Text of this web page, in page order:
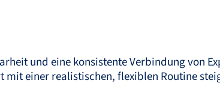
und eine konsistente Verbindung von
einer realistischen, flexiblen Routine